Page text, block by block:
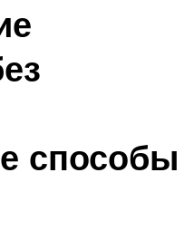
способы